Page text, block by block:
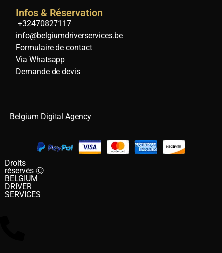
Infos & Réservation
+32470827117
info@belgiumdriverservices.be
Formulaire de contact
Via Whatsapp
Demande de devis
Belgium Digital Agency
Droits
réservés Ⓒ
BELGIUM
DRIVER
SERVICES